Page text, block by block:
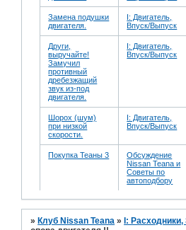
Замена подушки
двигателя.
I: Двигатель,
Впуск/Выпуск
Други,
выручайте!
Замучил
противный
дребезжащий
звук из-под
двигателя.
I: Двигатель,
Впуск/Выпуск
Шорох (шум)
при низкой
скорости.
I: Двигатель,
Впуск/Выпуск
Покупка Теаны 3
Обсуждение
Nissan Teana и
Советы по
автоподбору
» Клуб Nissan Teana » I: